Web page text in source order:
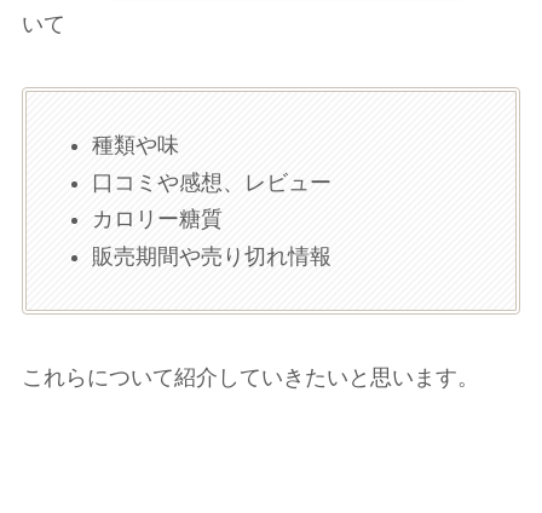
いて
種類や味
口コミや感想、レビュー
カロリー糖質
販売期間や売り切れ情報
これらについて紹介していきたいと思います。